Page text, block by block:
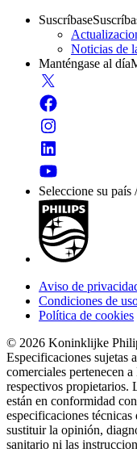
Suscríbase
Noticias de
Manténgase al día
Seleccione su país
Aviso de
Condiciones de
Política de cookies
© 2026 Koninklijke
Especificaciones sujetas
comerciales pertenecen
respectivos propietarios.
están en conformidad
especificaciones técnicas
sustituir la opinión,
sanitario ni las